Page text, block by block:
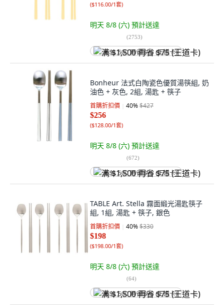
($116.00/1套)
明天 8/8 (六) 預計送達
(2753)
满 $1,500 再省 $75 (王道卡)
Bonheur 法式白陶瓷色優質湯筷組, 奶
油色 + 灰色, 2組, 湯匙 + 筷子
首購折扣價 40%$427
$256
($128.00/1套)
明天 8/8 (六) 預計送達
(672)
满 $1,500 再省 $75 (王道卡)
TABLE Art. Stella 霧面緞光湯匙筷子
組, 1組, 湯匙 + 筷子, 銀色
首購折扣價 40%$330
$198
($198.00/1套)
明天 8/8 (六) 預計送達
(64)
满 $1,500 再省 $75 (王道卡)